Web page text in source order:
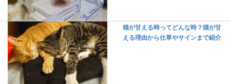
猫が甘える時ってどんな時？猫が甘
える理由から仕草やサインまで紹介